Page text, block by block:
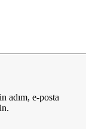
adım, e-posta